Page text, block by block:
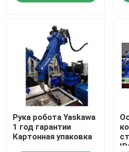
Проверка качества
Свяжитесь мы
Новости
Случаи
компонентов
Рука робота Yaskawa
1 год гарантии
Картонная упаковка